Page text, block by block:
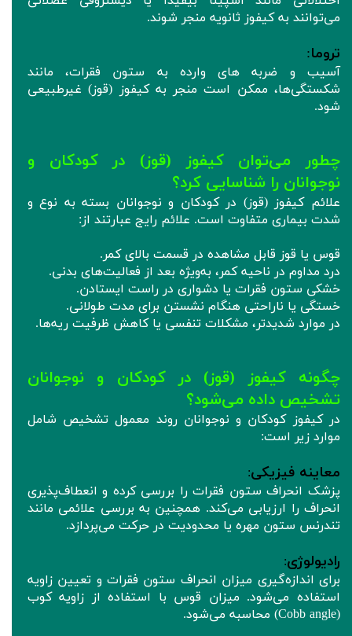
می‌توانند به کیفوز ثانویه منجر شوند.
تروما:
آسیب‌ و ضربه های وارده به ستون فقرات، مانند
شکستگی‌ها، ممکن است منجر به کیفوز (قوز) غیرطبیعی
شود.
چطور می‌توان کیفوز (قوز) در کودکان و
نوجوانان را شناسایی کرد؟
علائم کیفوز (قوز) در کودکان و نوجوانان بسته به نوع و
شدت بیماری متفاوت است. علائم رایج عبارتند از:
قوس یا قوز قابل مشاهده در قسمت بالای کمر.
درد مداوم در ناحیه کمر، به‌ویژه بعد از فعالیت‌های بدنی.
خشکی ستون فقرات یا دشواری در راست ایستادن.
خستگی یا ناراحتی هنگام نشستن برای مدت طولانی.
در موارد شدیدتر، مشکلات تنفسی یا کاهش ظرفیت ریه‌ها.
چگونه کیفوز (قوز) در کودکان و نوجوانان
تشخیص داده می‌شود؟
در کیفوز کودکان و نوجوانان روند معمول تشخیص شامل
موارد زیر است:
معاینه فیزیکی:
پزشک انحراف ستون فقرات را بررسی کرده و انعطاف‌پذیری
انحراف را ارزیابی می‌کند. همچنین به بررسی علائمی مانند
تندرنس ستون مهره یا محدودیت در حرکت می‌پردازد.
رادیولوژی:
برای اندازه‌گیری میزان انحراف ستون فقرات و تعیین زاویه
استفاده می‌شود. میزان قوس با استفاده از زاویه کوب
(Cobb angle) محاسبه می‌شود.